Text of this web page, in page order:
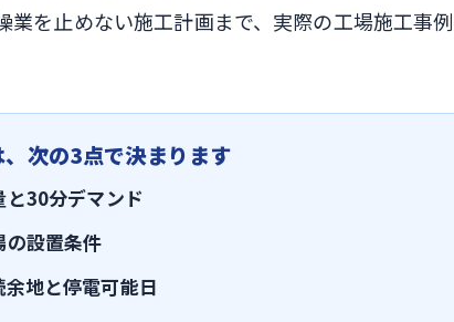
業を止めない施工計画まで、実際の工場施工事
次の3点で決まります
30分デマンド
の設置条件
地と停電可能日